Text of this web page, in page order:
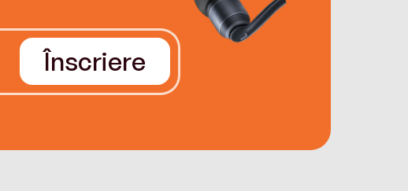
Înscriere